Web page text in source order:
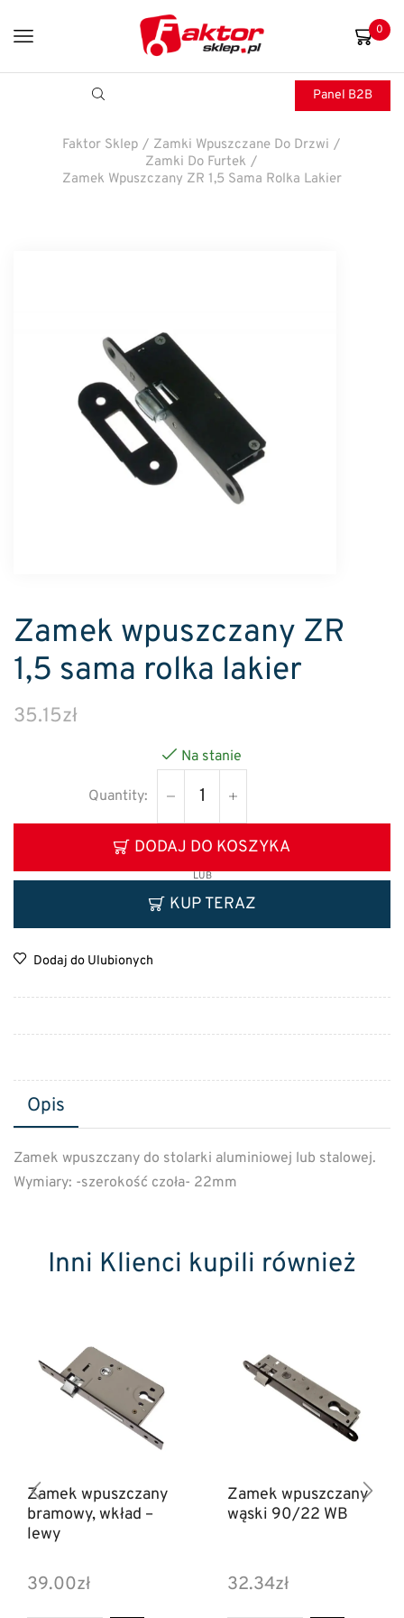
0
Panel B2B
Faktor Sklep / Zamki Wpuszczane Do Drzwi /
Zamki Do Furtek /
Zamek Wpuszczany ZR 1,5 Sama Rolka Lakier
Zamek wpuszczany ZR
1,5 sama rolka lakier
35.15zł
Na stanie
DODAJ DO KOSZYKA
LUB
KUP TERAZ
Dodaj do Ulubionych
Opis
Zamek wpuszczany do stolarki aluminiowej lub stalowej.
Wymiary: -szerokość czoła- 22mm
Inni Klienci kupili również
Zamek wpuszczany
bramowy, wkład –
lewy
39.00zł
Zamek wpuszczany
wąski 90/22 WB
32.34zł